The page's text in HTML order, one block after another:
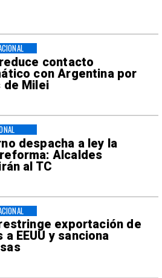
contacto
con Argentina por
de Milei
despacha a ley la
Alcaldes
al TC
exportación de
a EEUU y sanciona